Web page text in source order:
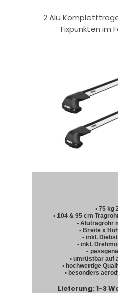
2 Alu
Fixpunkten im
• 75 kg
• 104 & 95 cm
• Alutragrohr
• Breite x
• inkl.
• inkl.
•
• umrüstbar auf
• hochwertige
• besonders
Lieferung: 1-3